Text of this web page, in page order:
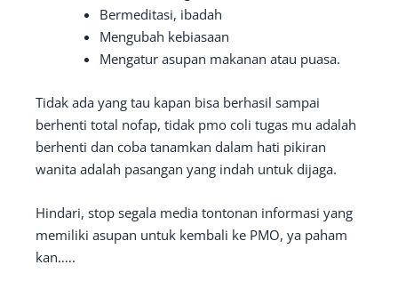
Bermeditasi, ibadah
Mengubah kebiasaan
Mengatur asupan makanan atau puasa.
Tidak ada yang tau kapan bisa berhasil sampai
berhenti total nofap, tidak pmo coli tugas mu adalah
berhenti dan coba tanamkan dalam hati pikiran
wanita adalah pasangan yang indah untuk dijaga.
Hindari, stop segala media tontonan informasi yang
memiliki asupan untuk kembali ke PMO, ya paham
kan…..